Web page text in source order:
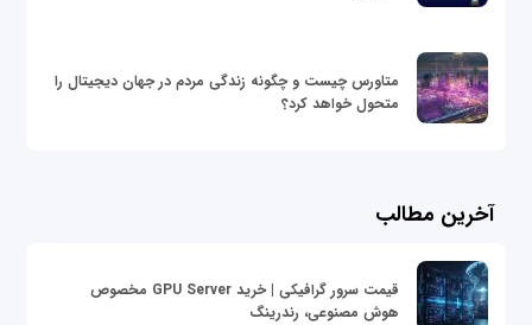
متاورس چیست و چگونه زندگی مردم در جهان دیجیتال را
متحول خواهد کرد؟
آخرین مطالب
قیمت سرور گرافیکی | خرید GPU Server مخصوص
هوش مصنوعی، رندرینگ